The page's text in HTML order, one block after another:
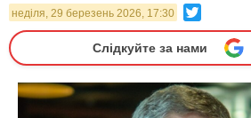
неділя, 29 березень 2026, 17:30
Слідкуйте за нами